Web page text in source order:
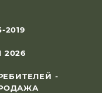
2019
-